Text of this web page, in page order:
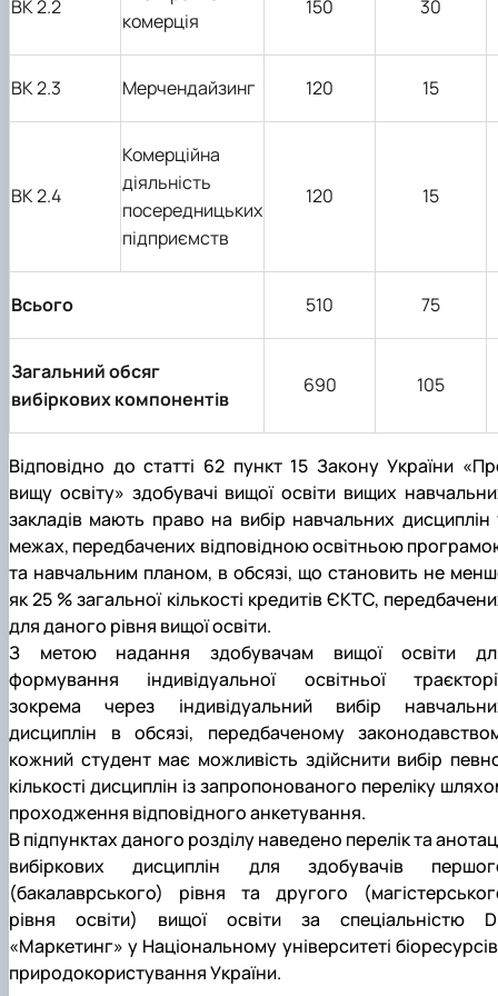
ВК 2.2
комерція
150 30
ВК 2.3 Мерчендайзинг 120 15
ВК2.4
Комерційна
діяльність
посередницьких
підприємств
120 15
Всього 510 75
Загальний обсяг
вибіркових компонентів
690 105
Відповідно до статті 62 пункт 15 Закону України
вищу освіту» здобувачі вищої освіти вищих
закладів мають право на вибір навчальних дисциплін
межах, передбачених відповідною освітньою
та навчальним планом, в обсязі, що становить не
як 25 % загальної кількості кредитів ЄКТС,
для даного рівня вищої освіти.
З метою надання здобувачам вищої освіти
формування індивідуальної освітньої
зокрема через індивідуальний вибір
дисциплін в обсязі, передбаченому
кожний студент має можливість здійснити вибір
кількості дисциплін із запропонованого переліку
проходження відповідного анкетування.
В підпунктах даного розділу наведено перелік та
вибіркових дисциплін для здобувачів
(бакалаврського) рівня та другого
рівня освіти) вищої освіти за спеціальністю
«Маркетинг» у Національному університеті біоресурсів
природокористування України.